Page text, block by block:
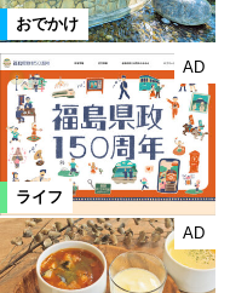
おでかけ
ライフ
AD
AD